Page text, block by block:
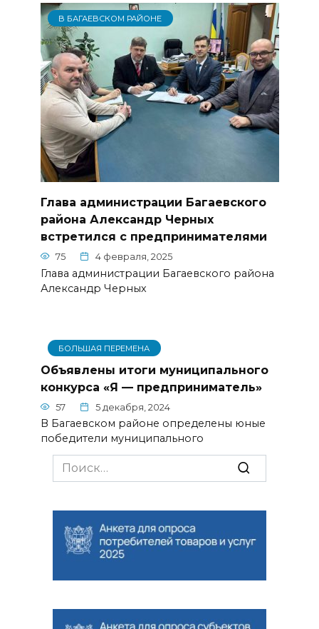
В БАГАЕВСКОМ РАЙОНЕ
Глава администрации Багаевского
района Александр Черных
встретился с предпринимателями
75 4 февраля, 2025
Глава администрации Багаевского района
Александр Черных
БОЛЬШАЯ ПЕРЕМЕНА
Объявлены итоги муниципального
конкурса «Я — предприниматель»
57 5 декабря, 2024
В Багаевском районе определены юные
победители муниципального
Search
for: